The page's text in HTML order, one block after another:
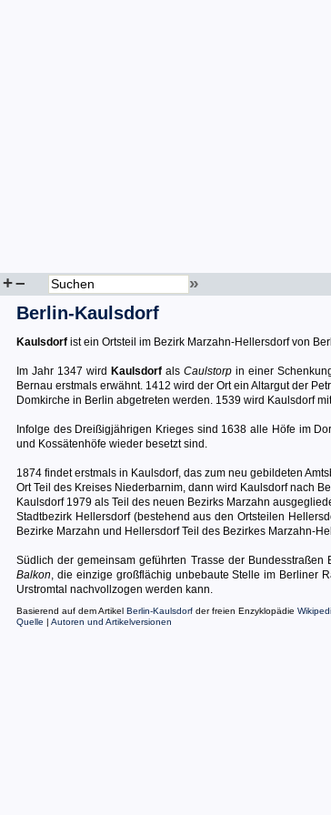
+– »
Berlin-Kaulsdorf
Kaulsdorf ist ein Ortsteil im Bezirk Marzahn-Hellersdorf von
Im Jahr 1347 wird Kaulsdorf als Caulstorp in einer
Bernau erstmals erwähnt. 1412 wird der Ort ein Altargut der
Domkirche in Berlin abgetreten werden. 1539 wird Kaulsdorf
Infolge des Dreißigjährigen Krieges sind 1638 alle Höfe im
und Kossätenhöfe wieder besetzt sind.
1874 findet erstmals in Kaulsdorf, das zum neu gebildeten
Ort Teil des Kreises Niederbarnim, dann wird Kaulsdorf nach
Kaulsdorf 1979 als Teil des neuen Bezirks Marzahn
Stadtbezirk Hellersdorf (bestehend aus den Ortsteilen
Bezirke Marzahn und Hellersdorf Teil des Bezirkes Marzahn-
Südlich der gemeinsam geführten Trasse der
Balkon, die einzige großflächig unbebaute Stelle im Berliner
Urstromtal nachvollzogen werden kann.
Basierend auf dem Artikel Berlin-Kaulsdorf der freien Enzyklopädie
Quelle | Autoren und Artikelversionen